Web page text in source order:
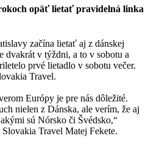
opäť lietať pravidelná linka
začína lietať aj z dánskej
dvakrát v týždni, a to v sobotu a
prvé lietadlo v sobotu večer.
Travel.
Európy je pre nás dôležité.
nielen z Dánska, ale verím, že aj
sú Nórsko či Švédsko,“
Travel Matej Fekete.